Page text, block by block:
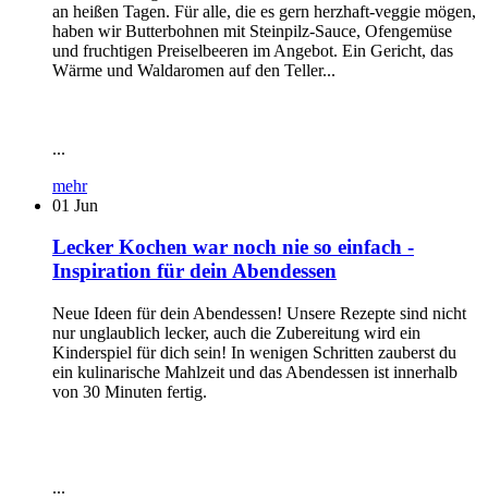
an heißen Tagen. Für alle, die es gern herzhaft-veggie mögen,
haben wir Butterbohnen mit Steinpilz-Sauce, Ofengemüse
und fruchtigen Preiselbeeren im Angebot. Ein Gericht, das
Wärme und Waldaromen auf den Teller...
...
mehr
01 Jun
Lecker Kochen war noch nie so einfach -
Inspiration für dein Abendessen
Neue Ideen für dein Abendessen! Unsere Rezepte sind nicht
nur unglaublich lecker, auch die Zubereitung wird ein
Kinderspiel für dich sein! In wenigen Schritten zauberst du
ein kulinarische Mahlzeit und das Abendessen ist innerhalb
von 30 Minuten fertig.
...